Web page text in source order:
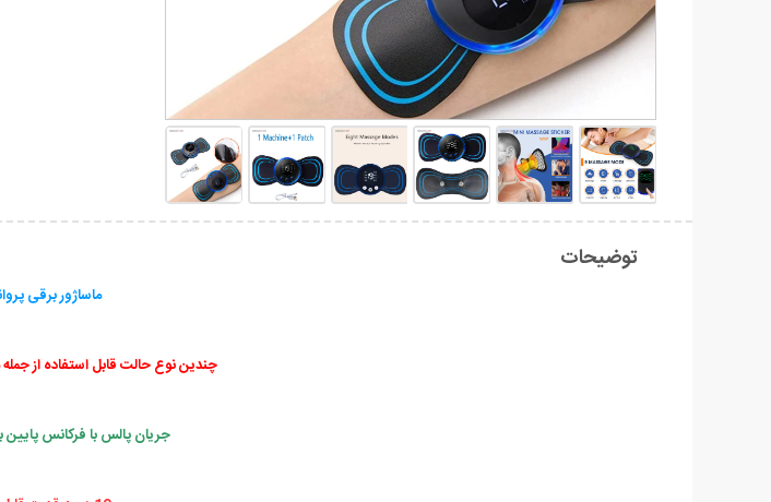
توضیحات
ماساژور برقی
چندین نوع حالت قابل استفاده از
جریان پالس با فرکانس پایین